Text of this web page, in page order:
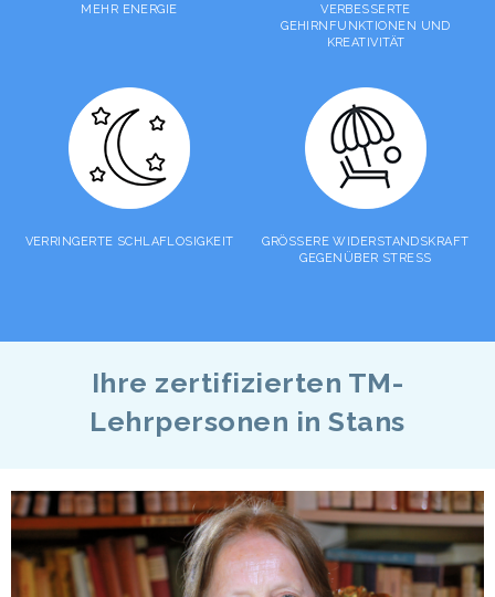
MEHR ENERGIE
VERBESSERTE
GEHIRNFUNKTIONEN UND
KREATIVITÄT
VERRINGERTE SCHLAFLOSIGKEIT
GRÖSSERE WIDERSTANDSKRAFT
GEGENÜBER STRESS
Ihre zertifizierten TM-
Lehrpersonen in Stans